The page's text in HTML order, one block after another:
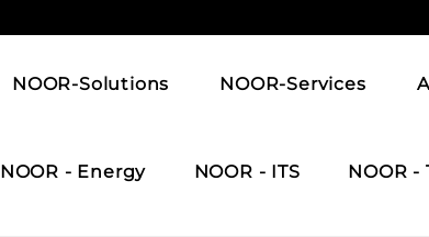
NOOR-Solutions NOOR-Services
NOOR - Energy NOOR - ITS NOOR -